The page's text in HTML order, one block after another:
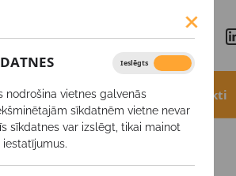
Akcijas Produkti
MCPA 750
Ieslēgts
nodrošina vietnes galvenās
sīkdatnēm vietne nevar
sīkdatnes var izslēgt, tikai mainot